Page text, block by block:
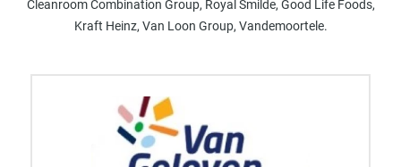
Cleanroom Combination Group, Royal Smilde, Good Life Foods,
Kraft Heinz, Van Loon Group, Vandemoortele.